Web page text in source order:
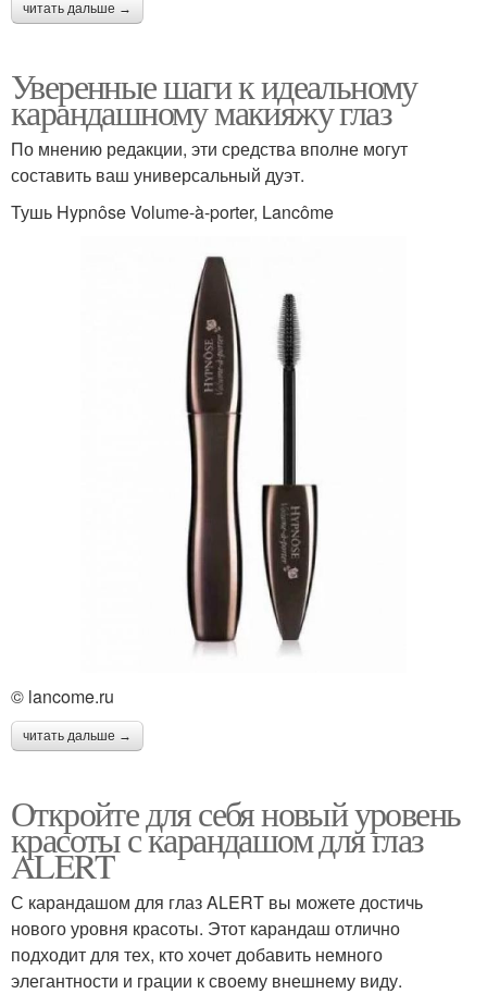
читать дальше →
Уверенные шаги к идеальному
карандашному макияжу глаз
По мнению редакции, эти средства вполне могут
составить ваш универсальный дуэт.
Тушь Hypnôse Volume-à-porter, Lancôme
© lancome.ru
читать дальше →
Откройте для себя новый уровень
красоты с карандашом для глаз
ALERT
С карандашом для глаз ALERT вы можете достичь
нового уровня красоты. Этот карандаш отлично
подходит для тех, кто хочет добавить немного
элегантности и грации к своему внешнему виду.